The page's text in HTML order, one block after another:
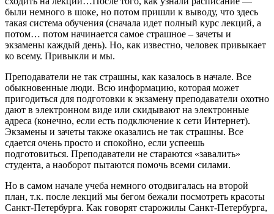
были немного в шоке, но потом пришли к выводу, что здесь
такая система обучения (сначала идет полный курс лекций, а
потом… потом начинается самое страшное – зачеты и
экзамены каждый день). Но, как известно, человек привыкает
ко всему. Привыкли и мы.
Преподаватели не так страшны, как казалось в начале. Все
обыкновенные люди. Всю информацию, которая может
пригодиться для подготовки к экзамену преподаватели охотно
дают в электронном виде или скидывают на электронные
адреса (конечно, если есть подключение к сети Интернет).
Экзамены и зачеты также оказались не так страшны. Все
сдается очень просто и спокойно, если успеешь
подготовиться. Преподаватели не стараются «завалить»
студента, а наоборот пытаются помочь всеми силами.
Но в самом начале учеба немного отодвигалась на второй
план, т.к. после лекций мы бегом бежали посмотреть красоты
Санкт-Петербурга. Как говорят старожилы Санкт-Петербурга,